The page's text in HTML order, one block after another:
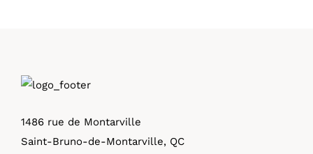
1486 rue de Montarville
Saint-Bruno-de-Montarville, QC